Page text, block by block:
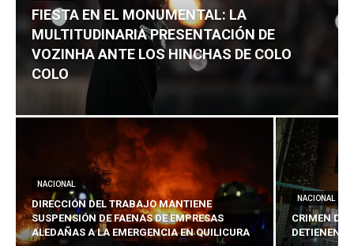
FIESTA EN EL MONUMENTAL: LA
MULTITUDINARIA PRESENTACIÓN DE
VOZINHA ANTE LOS HINCHAS DE COLO
COLO
NACIONAL
DIRECCIÓN DEL TRABAJO MANTIENE
SUSPENSIÓN DE FAENAS DE EMPRESAS
ALEDAÑAS A LA EMERGENCIA EN QUILICURA
NACIONAL
CRIMEN DE
DETIENEN